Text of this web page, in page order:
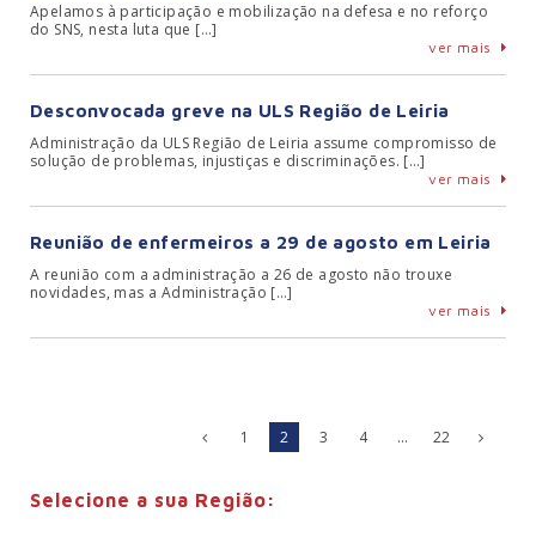
Apelamos à participação e mobilização na defesa e no reforço
do SNS, nesta luta que […]
ver mais
Desconvocada greve na ULS Região de Leiria
Administração da ULS Região de Leiria assume compromisso de
solução de problemas, injustiças e discriminações. […]
ver mais
Reunião de enfermeiros a 29 de agosto em Leiria
A reunião com a administração a 26 de agosto não trouxe
novidades, mas a Administração […]
ver mais
1 2 3 4 … 22
Selecione a sua Região: